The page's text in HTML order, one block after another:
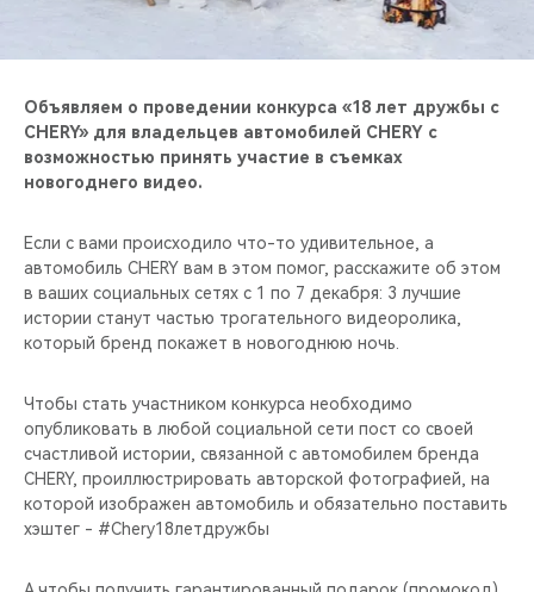
CHERY И СПОРТ
НАШИ МЕРОПРИЯТИЯ
ВИДЕООБЗОРЫ
CHERY ДЛЯ ДЕТЕЙ
Объявляем о проведении конкурса «18 лет дружбы с
CHERY» для владельцев автомобилей CHERY с
возможностью принять участие в съемках
новогоднего видео.
Если с вами происходило что-то удивительное, а
автомобиль CHERY вам в этом помог, расскажите об этом
в ваших социальных сетях с 1 по 7 декабря: 3 лучшие
истории станут частью трогательного видеоролика,
который бренд покажет в новогоднюю ночь.
Чтобы стать участником конкурса необходимо
опубликовать в любой социальной сети пост со своей
счастливой истории, связанной с автомобилем бренда
CHERY, проиллюстрировать авторской фотографией, на
которой изображен автомобиль и обязательно поставить
хэштег - #Chery18летдружбы